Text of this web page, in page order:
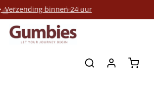
Verzending binnen 24 uur
Grote productselectie